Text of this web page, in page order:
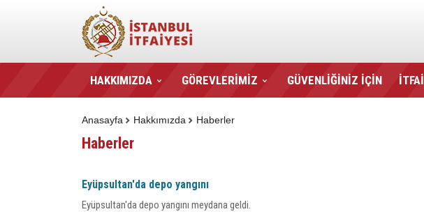
HAKKIMIZDA GÖREVLERİMİZ GÜVENLİĞİNİZ İÇİN
Haberler
Hakkımızda
Anasayfa
Haberler
Eyüpsultan'da depo yangını
Eyüpsultan'da depo yangını meydana geldi.